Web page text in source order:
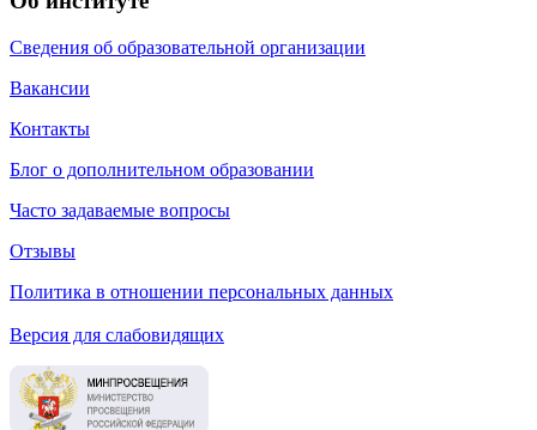
Сведения об образовательной организации
Вакансии
Контакты
Блог о дополнительном образовании
Часто задаваемые вопросы
Отзывы
Политика в отношении персональных данных
Версия для слабовидящих